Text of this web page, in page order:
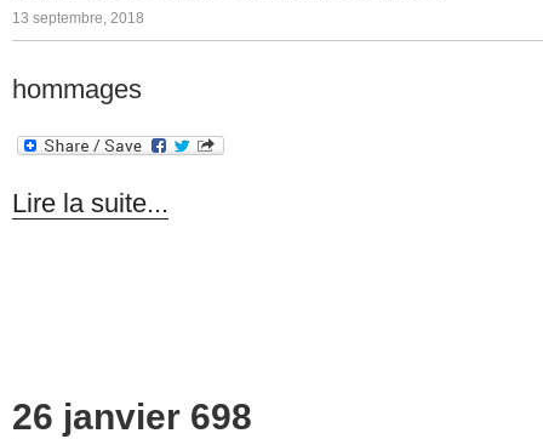
13 septembre, 2018
hommages
Lire la suite...
26 janvier 698